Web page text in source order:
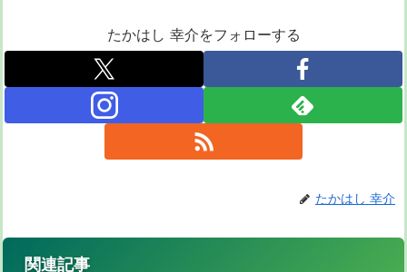
たかはし 幸介をフォローする
たかはし 幸介
関連記事